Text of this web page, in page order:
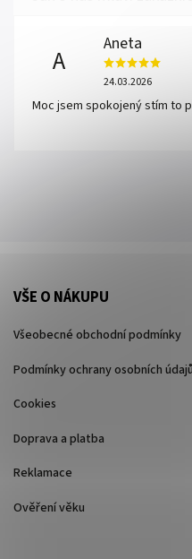
A
Aneta
24.03.2026
Moc jsem spokojený stím to
VŠE O NÁKUPU
Všeobecné obchodní podmínky
Podmínky ochrany osobních údajů
Cookies
Doprava a platba
Reklamace
Ověření věku